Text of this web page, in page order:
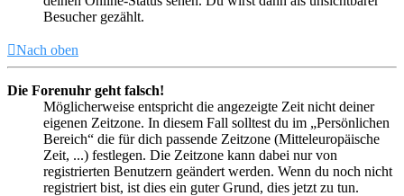
Besucher gezählt.
Nach oben
Die Forenuhr geht falsch!
Möglicherweise entspricht die angezeigte Zeit nicht deiner
eigenen Zeitzone. In diesem Fall solltest du im „Persönlichen
Bereich“ die für dich passende Zeitzone (Mitteleuropäische
Zeit, ...) festlegen. Die Zeitzone kann dabei nur von
registrierten Benutzern geändert werden. Wenn du noch nicht
registriert bist, ist dies ein guter Grund, dies jetzt zu tun.